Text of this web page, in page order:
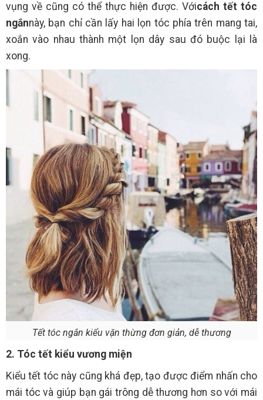
vụng về cũng có thể thực hiện được. Vớicách tết tóc
ngắnnày, bạn chỉ cần lấy hai lọn tóc phía trên mang tai,
xoắn vào nhau thành một lọn dây sau đó buộc lại là
xong.
Tết tóc ngắn kiểu vặn thừng đơn giản, dễ thương
2. Tóc tết kiểu vương miện
Kiểu tết tóc này cũng khá đẹp, tạo được điểm nhấn cho
mái tóc và giúp bạn gái trông dễ thương hơn so với mái